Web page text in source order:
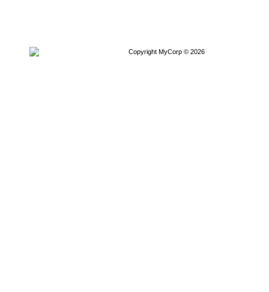
Copyright MyCorp © 2026